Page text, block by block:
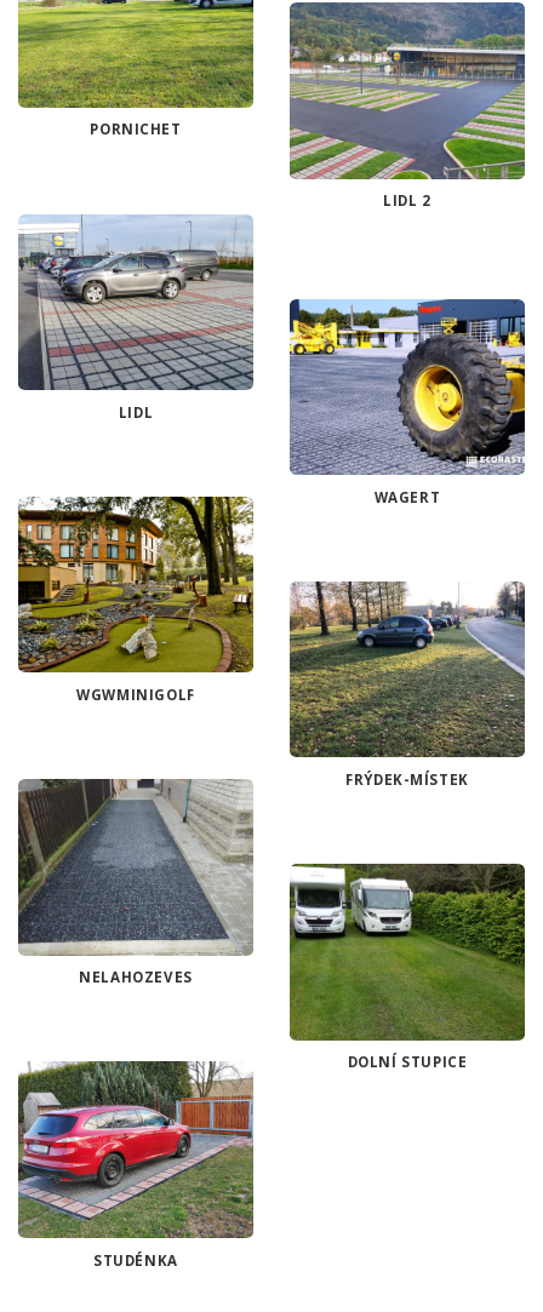
PORNICHET
LIDL 2
LIDL
WAGERT
WGWMINIGOLF
FRÝDEK-MÍSTEK
NELAHOZEVES
DOLNÍ STUPICE
STUDÉNKA